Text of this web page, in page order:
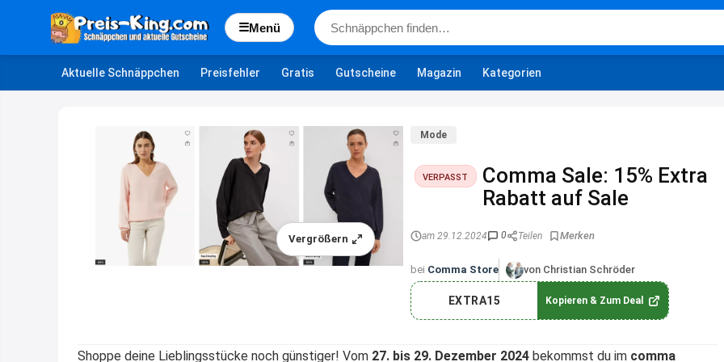
☰Menü
Aktuelle Schnäppchen Preisfehler Gratis Gutscheine Magazin Kategorien
Vergrößern
Mode
VERPASST
Comma Sale: 15% Extra
Rabatt auf Sale
am 29.12.2024 0 Teilen
bei Comma Store von Christian Schröder
EXTRA15 Kopieren & Zum Deal
Shoppe deine Lieblingsstücke noch günstiger! Vom 27. bis 29. Dezember 2024 bekommst du im comma